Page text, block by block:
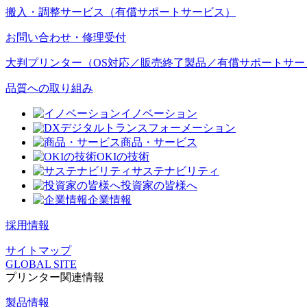
搬入・調整サービス（有償サポートサービス）
お問い合わせ・修理受付
大判プリンター（OS対応／販売終了製品／有償サポートサ
品質への取り組み
イノベーション
デジタルトランスフォーメーション
商品・サービス
OKIの技術
サステナビリティ
投資家の皆様へ
企業情報
採用情報
サイトマップ
GLOBAL SITE
プリンター関連情報
製品情報